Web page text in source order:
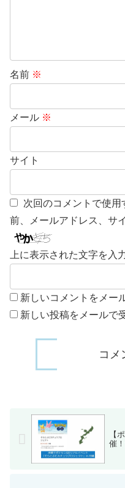
名前 ※
メール ※
サイト
次回のコメントで使
前、メールアドレス、サ
上に表示された文字を入
新しいコメントをメー
新しい投稿をメールで
【
催